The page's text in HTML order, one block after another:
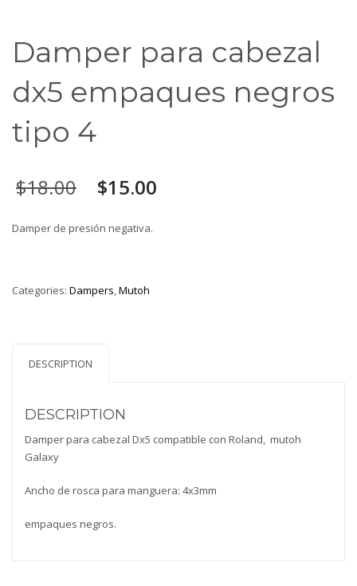
Damper para cabezal
dx5 empaques negros
tipo 4
$18.00 $15.00
Damper de presión negativa.
Categories: Dampers Mutoh
DESCRIPTION
DESCRIPTION
Damper para cabezal Dx5 compatible con Roland, mutoh
Galaxy
Ancho de rosca para manguera: 4x3mm
empaques negros.